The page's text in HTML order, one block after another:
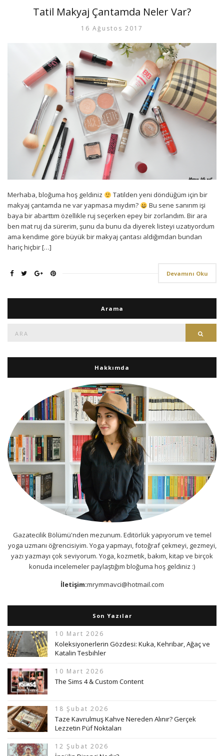
Tatil Makyaj Çantamda Neler Var?
16 Ağustos 2017
Merhaba, bloğuma hoş geldiniz
Tatilden yeni döndüğüm için bir
makyaj çantamda ne var yapmasa mıydım?
Bu sene sanırım işi
baya bir abarttım özellikle ruj seçerken epey bir zorlandım. Bir ara
ben mat ruj da sürerim, şunu da bunu da diyerek listeyi uzatıyordum
ama kendime göre büyük bir makyaj çantası aldığımdan bundan
hariç hiçbir […]
Devamını Oku
Arama
Hakkımda
Gazatecilik Bölümü'nden mezunum. Editörlük yapıyorum ve temel
yoga uzmanı öğrencisiyim. Yoga yapmayı, fotoğraf çekmeyi, gezmeyi,
yazı yazmayı çok seviyorum. Yoga, kozmetik, bakım, kitap ve birçok
konuda incelemeler paylaştığım bloğuma hoş geldiniz :)
İletişim:mrymmavci@hotmail.com
Son Yazılar
10 Mart 2026
Koleksiyonerlerin Gözdesi: Kuka, Kehribar, Ağaç ve
Katalin Tesbihler
10 Mart 2026
The Sims 4 & Custom Content
18 Şubat 2026
Taze Kavrulmuş Kahve Nereden Alınır? Gerçek
Lezzetin Püf Noktaları
12 Şubat 2026